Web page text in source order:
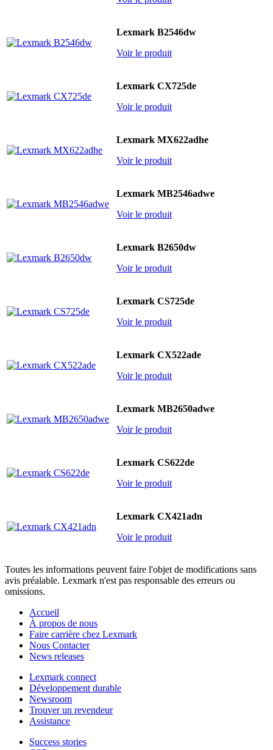
Lexmark B2546dw
Voir le produit
Lexmark CX725de
Voir le produit
Lexmark MX622adhe
Voir le produit
Lexmark MB2546adwe
Voir le produit
Lexmark B2650dw
Voir le produit
Lexmark CS725de
Voir le produit
Lexmark CX522ade
Voir le produit
Lexmark MB2650adwe
Voir le produit
Lexmark CS622de
Voir le produit
Lexmark CX421adn
Voir le produit
Toutes les informations peuvent faire l'objet de modifications sans
avis préalable. Lexmark n'est pas responsable des erreurs ou
omissions.
Accueil
À propos de nous
Faire carrière chez Lexmark
Nous Contacter
News releases
Lexmark connect
Développement durable
Newsroom
Trouver un revendeur
Assistance
Success stories